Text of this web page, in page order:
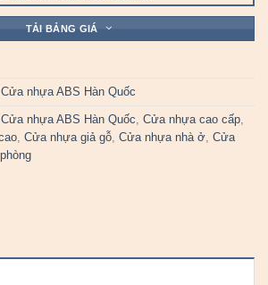
TẢI BẢNG GIÁ
Cửa nhựa ABS Hàn Quốc
Cửa nhựa ABS Hàn Quốc, Cửa nhựa cao cấp,
, Cửa nhựa giả gỗ, Cửa nhựa nhà ở, Cửa